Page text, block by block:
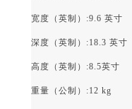
宽度（英制）:9.6 英寸
深度（英制）:18.3 英寸
高度（英制）:8.5英寸
重量（公制）:12 kg